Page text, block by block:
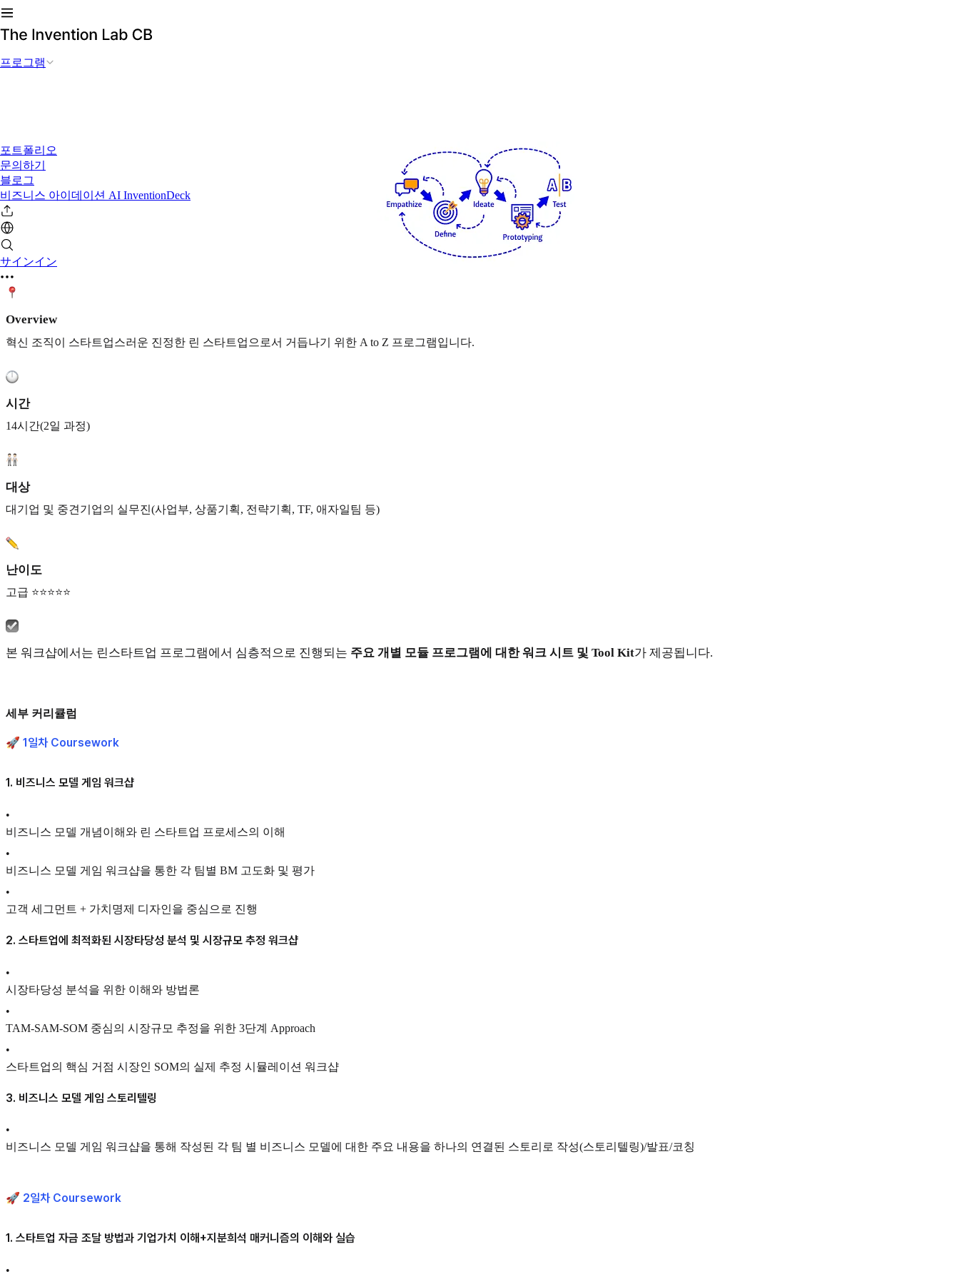
프로그램
포트폴리오
문의하기
블로그
비즈니스 아이데이션 AI InventionDeck
サインイン
Overview
혁신 조직이 스타트업스러운 진정한 린 스타트업으로서 거듭나기 위한 A to Z 프로그램입니다.
시간
14시간(2일 과정)
대상
대기업 및 중견기업의 실무진(사업부, 상품기획, 전략기획, TF, 애자일팀 등)
난이도
고급 ⭐⭐⭐⭐⭐
본 워크샵에서는 린스타트업 프로그램에서 심층적으로 진행되는 주요 개별 모듈 프로그램에 대한 워크 시트 및 Tool Kit가 제공됩니다.
세부 커리큘럼
🚀 1일차 Coursework
1. 비즈니스 모델 게임 워크샵
•
비즈니스 모델 개념이해와 린 스타트업 프로세스의 이해
•
비즈니스 모델 게임 워크샵을 통한 각 팀별 BM 고도화 및 평가
•
고객 세그먼트 + 가치명제 디자인을 중심으로 진행
2. 스타트업에 최적화된 시장타당성 분석 및 시장규모 추정 워크샵
•
시장타당성 분석을 위한 이해와 방법론
•
TAM-SAM-SOM 중심의 시장규모 추정을 위한 3단계 Approach
•
스타트업의 핵심 거점 시장인 SOM의 실제 추정 시뮬레이션 워크샵
3. 비즈니스 모델 게임 스토리텔링
•
비즈니스 모델 게임 워크샵을 통해 작성된 각 팀 별 비즈니스 모델에 대한 주요 내용을 하나의 연결된 스토리로 작성(스토리텔링)/발표/코칭
🚀 2일차 Coursework
1. 스타트업 자금 조달 방법과 기업가치 이해+지분희석 매커니즘의 이해와 실습
•